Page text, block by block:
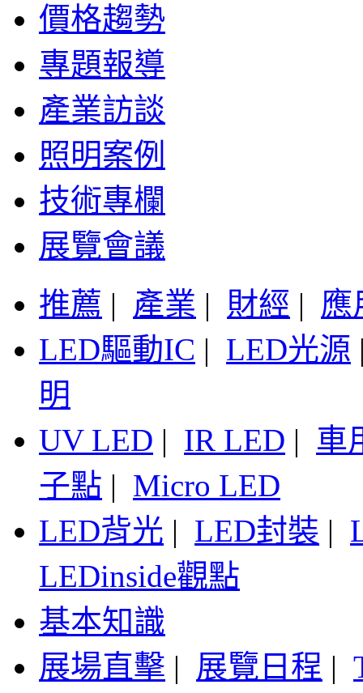
價格趨勢
專題報導
產業訪談
照明案例
技術專欄
展覽會議
推薦 | 產業 | 財經 | 應
LED驅動IC | LED光源
明
UV LED | IR LED | 車
子點 | Micro LED
LED背光 | LED封裝 |
LEDinside觀點
基本知識
展場直擊 | 展覽日程 |